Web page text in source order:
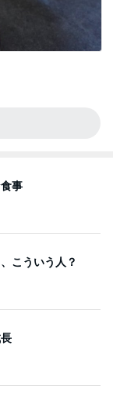
事
こういう人？